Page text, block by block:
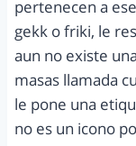
pertenecen a
gekk o friki, le
aun no existe
masas llamada
le pone una
no es un icono